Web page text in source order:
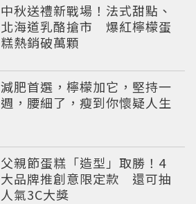
中秋送禮新戰場！法式甜點、
北海道乳酪搶市 爆紅檸檬蛋
糕熱銷破萬顆
減肥首選，檸檬加它，堅持一
週，腰細了，瘦到你懷疑人生
父親節蛋糕「造型」取勝！4
大品牌推創意限定款 還可抽
人氣3C大獎